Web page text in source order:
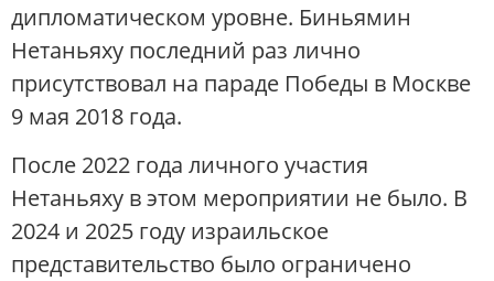
дипломатическом уровне. Биньямин
Нетаньяху последний раз лично
присутствовал на параде Победы в Москве
9 мая 2018 года.
После 2022 года личного участия
Нетаньяху в этом мероприятии не было. В
2024 и 2025 году израильское
представительство было ограничено